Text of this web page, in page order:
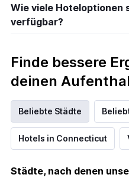
Wie viele Hoteloptionen
verfügbar?
Finde bessere
deinen
Beliebte Städte
Hotels in Connecticut
Städte, nach denen